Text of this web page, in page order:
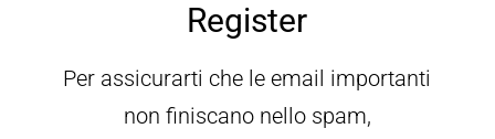
Register
Per assicurarti che le email importanti
non finiscano nello spam,